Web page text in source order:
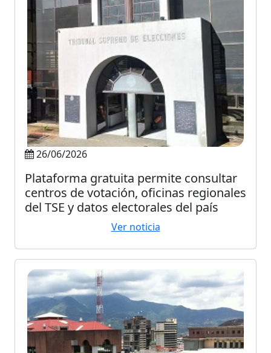
26/06/2026
Plataforma gratuita permite consultar
centros de votación, oficinas regionales
del TSE y datos electorales del país
Ver noticia